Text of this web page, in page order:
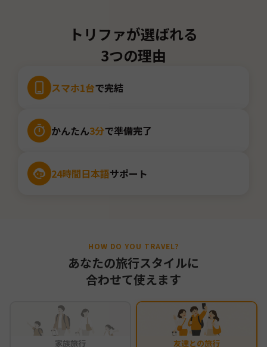
トリファが選ばれる
3つの理由
スマホ1台で完結
かんたん3分で準備完了
24時間日本語サポート
HOW DO YOU TRAVEL?
あなたの旅行スタイルに
合わせて使えます
家族旅行 友達との旅行